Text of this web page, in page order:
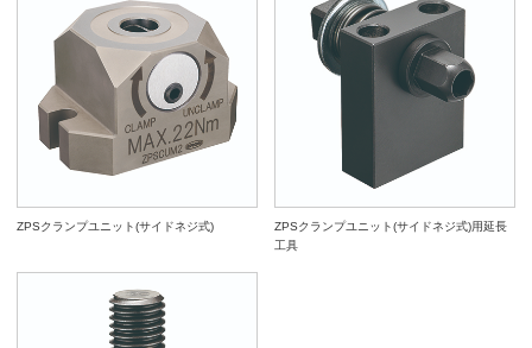
ZPSクランプユニット(サイドネジ式)
ZPSクランプユニット(サイドネジ式)用延長
工具